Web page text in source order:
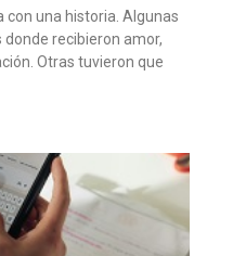
con una historia. Algunas
recibieron amor,
Otras tuvieron que